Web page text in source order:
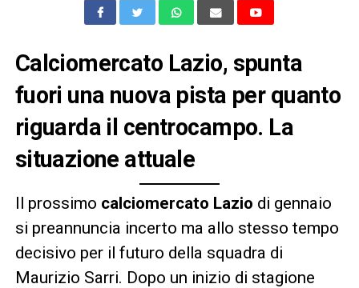
Calciomercato Lazio, spunta
fuori una nuova pista per quanto
riguarda il centrocampo. La
situazione attuale
Il prossimo calciomercato Lazio di gennaio
si preannuncia incerto ma allo stesso tempo
decisivo per il futuro della squadra di
Maurizio Sarri. Dopo un inizio di stagione